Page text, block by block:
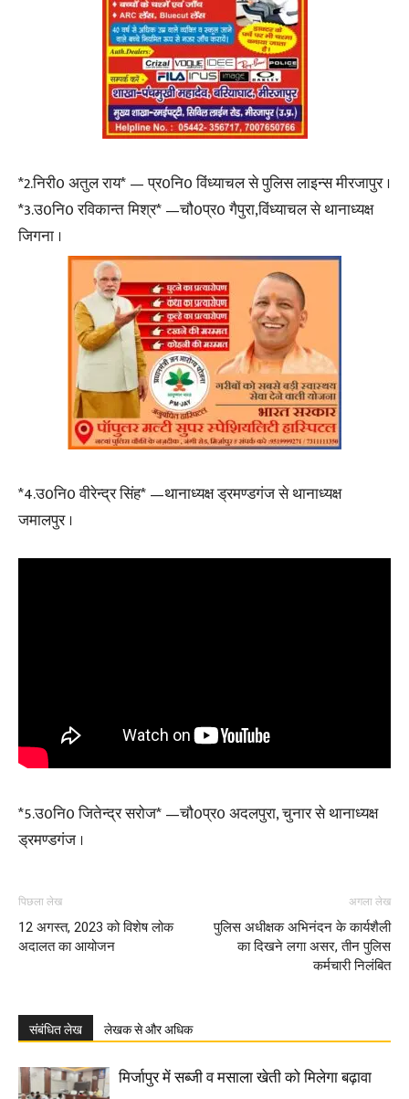
*2.निरी0 अतुल राय* — प्र0नि0 विंध्याचल से पुलिस लाइन्स मीरजापुर ।
*3.उ0नि0 रविकान्त मिश्र* —चौ0प्र0 गैपुरा,विंध्याचल से थानाध्यक्ष
जिगना ।
*4.उ0नि0 वीरेन्द्र सिंह* —थानाध्यक्ष ड्रमण्डगंज से थानाध्यक्ष
जमालपुर ।
*5.उ0नि0 जितेन्द्र सरोज* —चौ0प्र0 अदलपुरा, चुनार से थानाध्यक्ष
ड्रमण्डगंज ।
पिछला लेख
12 अगस्त, 2023 को विशेष लोक
अदालत का आयोजन
अगला लेख
पुलिस अधीक्षक अभिनंदन के कार्यशैली
का दिखने लगा असर, तीन पुलिस
कर्मचारी निलंबित
संबंधित लेख लेखक से और अधिक
मिर्जापुर में सब्जी व मसाला खेती को मिलेगा बढ़ावा